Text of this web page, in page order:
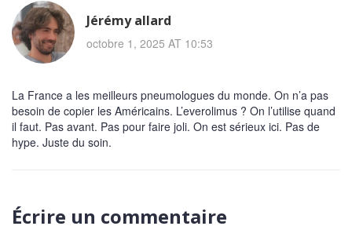
Jérémy allard
octobre 1, 2025 AT 10:53
La France a les meilleurs pneumologues du monde. On n’a pas
besoin de copier les Américains. L’everolimus ? On l’utilise quand
il faut. Pas avant. Pas pour faire joli. On est sérieux ici. Pas de
hype. Juste du soin.
Écrire un commentaire